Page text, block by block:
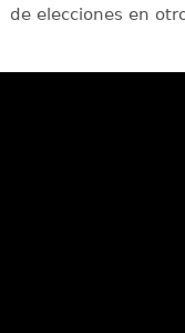
de elecciones en